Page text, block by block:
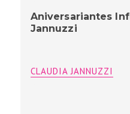
Aniversariantes
Jannuzzi
CLAUDIA JANNUZZI